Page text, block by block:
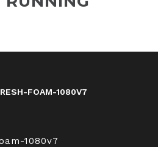
FOAM-1080V7
1080v7